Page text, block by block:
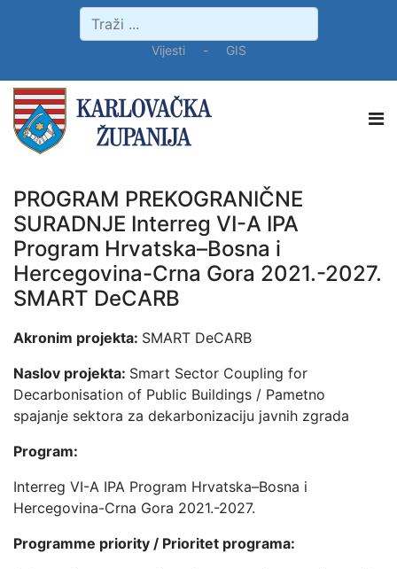
Vijesti- GIS
PROGRAM PREKOGRANIČNE
SURADNJE Interreg VI-A IPA
Program Hrvatska–Bosna i
Hercegovina-Crna Gora 2021.-2027.
SMART DeCARB
Akronim projekta: SMART DeCARB
Naslov projekta: Smart Sector Coupling for
Decarbonisation of Public Buildings / Pametno
spajanje sektora za dekarbonizaciju javnih zgrada
Program:
Interreg VI-A IPA Program Hrvatska–Bosna i
Hercegovina-Crna Gora 2021.-2027.
Programme priority / Prioritet programa: